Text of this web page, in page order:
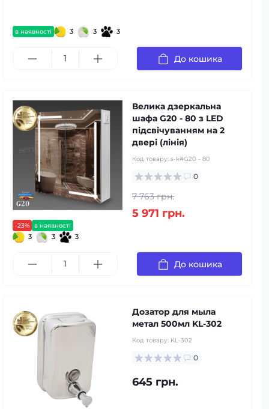
в наявності 3 3 3
До кошика
-23% в наявності
3 3 3
Велика дзеркальна
шафа G20 - 80 з LED
підсвічуванням на 2
двері (лінія)
Код товару: s-k#G20 - 80
0
7 763 грн.
5 971 грн.
До кошика
Дозатор для мыла
метал 500мл KL-302
Код товару: KL-302
0
645 грн.